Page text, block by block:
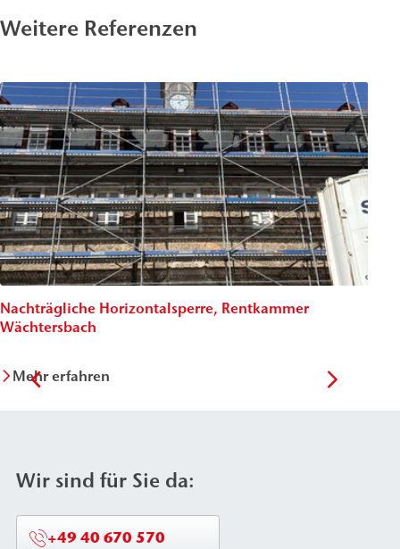
Rissverpressung und Stabilisierung von Mauerwerk
Horizontalsperren gegen kapillar aufsteigende
Feuchtigkeit eingesetzt.
Weitere Referenzen
Nachträgliche Horizontalsperre, Rentkammer
Wächtersbach
Mehr erfahren
Wir sind für Sie da:
+49 40 670 570